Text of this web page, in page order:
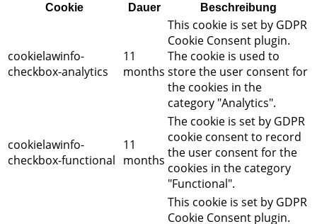
Cookie Dauer Beschreibung
cookielawinfo-
checkbox-analytics
11
months
This cookie is set by GDPR
Cookie Consent plugin.
The cookie is used to
store the user consent for
the cookies in the
category "Analytics".
cookielawinfo-
checkbox-functional
11
months
The cookie is set by GDPR
cookie consent to record
the user consent for the
cookies in the category
"Functional".
This cookie is set by GDPR
Cookie Consent plugin.